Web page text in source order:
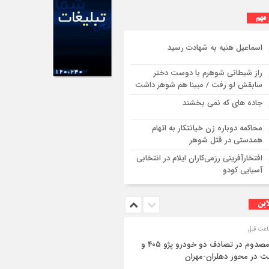
بازگشت زائران اربعین+تصاویر
مهم
اسماعیل هنیه به شهادت رسید
راز شیطانی شوهرم با دوست دختر
سابقش لو رفت / مبینا هم شوهر داشت
جاده های که نمی بخشند
محاکمه دوباره زن خیانتکار به اتهام
همدستی در قتل شوهر
افتخارآفرینی رزمی‌کاران ایلام در انتخابی
آسیایی کودو
۳ مصدوم در تصادف دو خودرو پژو ۴۰۵ و
در محور دهلران-مهران